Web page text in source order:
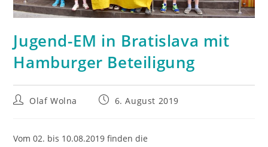
Jugend-EM in Bratislava mit
Hamburger Beteiligung
Beitrags-
Olaf Wolna
Beitrag6. August 2019
Vom 02. bis 10.08.2019 finden die